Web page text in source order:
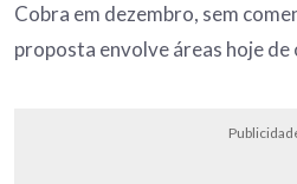
Cobra em dezembro, sem
proposta envolve áreas hoje de